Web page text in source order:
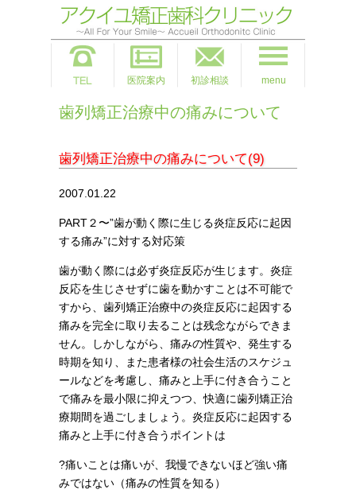
医院案内 初診相談 menu
歯列矯正治療中の痛みについて
歯列矯正治療中の痛みについて(9)
2007.01.22
PART２〜”歯が動く際に生じる炎症反応に起因
する痛み”に対する対応策
歯が動く際には必ず炎症反応が生じます。炎症
反応を生じさせずに歯を動かすことは不可能で
すから、歯列矯正治療中の炎症反応に起因する
痛みを完全に取り去ることは残念ながらできま
せん。しかしながら、痛みの性質や、発生する
時期を知り、また患者様の社会生活のスケジュ
ールなどを考慮し、痛みと上手に付き合うこと
で痛みを最小限に抑えつつ、快適に歯列矯正治
療期間を過ごしましょう。炎症反応に起因する
痛みと上手に付き合うポイントは
?痛いことは痛いが、我慢できないほど強い痛
みではない（痛みの性質を知る）